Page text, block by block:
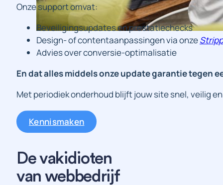
Onze support omvat:
Beveiligingsupdates en prestatiechecks
Design- of contentaanpassingen via onze
Advies over conversie-optimalisatie
En dat alles middels onze update garantie tegen
Met periodiek onderhoud blijft jouw site snel, veilig
Kennismaken
De vakidioten
van webbedrijf